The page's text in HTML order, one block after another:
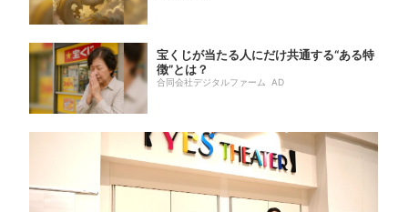
宝くじが当たる人にだけ共通する“ある特
徴”とは？
合同会社デジタルファーム AD